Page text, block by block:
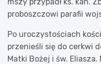
proboszczowi parafii
Po uroczystościach
przenieśli się do cerkwi
Matki Bożej i św.